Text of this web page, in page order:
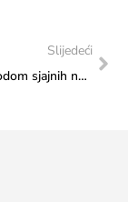
Slijedeći
Čestitka povodom sjajnih nastupa Ilme Kazazić na međunarodnim FIS takmičenjima